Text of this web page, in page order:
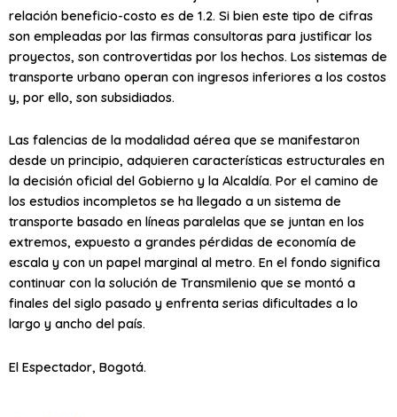
relación beneficio-costo es de 1.2. Si bien este tipo de cifras
son empleadas por las firmas consultoras para justificar los
proyectos, son controvertidas por los hechos. Los sistemas de
transporte urbano operan con ingresos inferiores a los costos
y, por ello, son subsidiados.
Las falencias de la modalidad aérea que se manifestaron
desde un principio, adquieren características estructurales en
la decisión oficial del Gobierno y la Alcaldía. Por el camino de
los estudios incompletos se ha llegado a un sistema de
transporte basado en líneas paralelas que se juntan en los
extremos, expuesto a grandes pérdidas de economía de
escala y con un papel marginal al metro. En el fondo significa
continuar con la solución de Transmilenio que se montó a
finales del siglo pasado y enfrenta serias dificultades a lo
largo y ancho del país.
El Espectador, Bogotá.